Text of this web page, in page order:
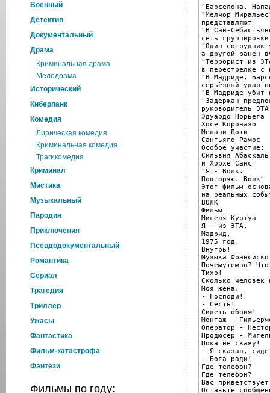
Военный
Детектив
Документальный
Драма
Криминальная драма
Мелодрама
Исторический
Киберпанк
Комедия
Лирическая комедия
Криминальная комедия
Трагикомедия
Криминал
Мистика
Музыкальный
Пародия
Приключения
Псевдодокументальный
Романтика
Cериал
Трагедия
Триллер
Ужасы
Фантастика
Фильм-катастрофа
Фэнтези
Фильмы по году:
"Барселона.
"Мелчор
представляют
"В Сан-
сеть
"Один сотрудник
а другой ранен
"Террорист из
в перестрелке с
"В Мадриде,
серьёзный удар
"В Мадриде убит
"Задержан
руководитель
Эдуардо Норьега
Хосе Короназо
Мелани Доти
Сантьяго Рамос
Особое участие:
Сильвия Абаскаль
и Хорхе Санс
"Я - Волк.
Повторяю. Волк"
Этот фильм
на реальных
ВОЛК
Фильм
Мигеля Куртуа
Я - из ЭТА.
Мадрид,
1975 год.
Внутрь!
Музыка
Почемутемно?
Тихо!
Сколько человек
Моя жена.
- Господи!
- Сесть!
Сидеть обоим!
Монтаж -
Оператор -
Продюсер -
Пока не скажу!
- Я сказал,
- Бога ради!
Где телефон?
Где телефон?
Вас
Оставьте